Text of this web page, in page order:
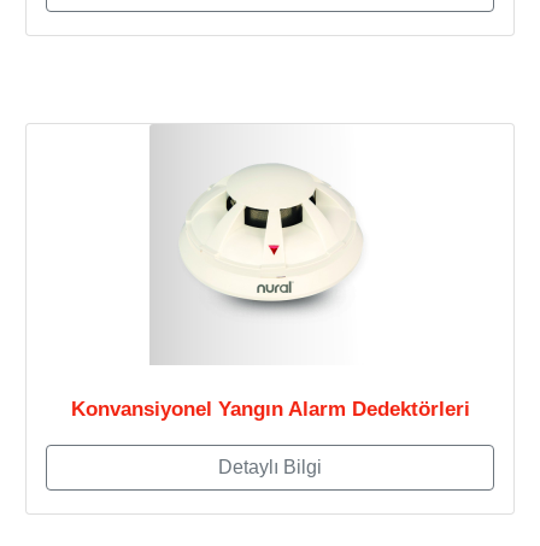
Konvansiyonel Yangın Alarm Dedektörleri
Detaylı Bilgi